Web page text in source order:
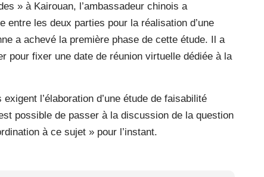
» à Kairouan, l’ambassadeur chinois a
entre les deux parties pour la réalisation d’une
a achevé la première phase de cette étude. Il a
pour fixer une date de réunion virtuelle dédiée à la
l’élaboration d’une étude de faisabilité
possible de passer à la discussion de la question
à ce sujet » pour l’instant.